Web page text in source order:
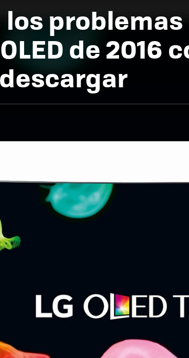
los
de 2016